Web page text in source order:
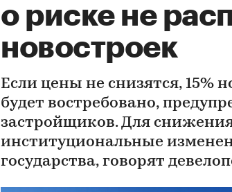
о риске не
новостроек
Если цены не снизятся, 15%
будет востребовано,
застройщиков. Для
институциональные
государства, говорят